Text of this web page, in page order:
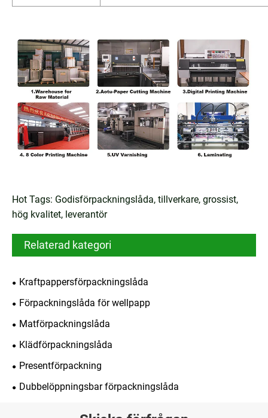
Hot Tags: Godisförpackningslåda, tillverkare, grossist,
hög kvalitet, leverantör
Relaterad kategori
Kraftpappersförpackningslåda
Förpackningslåda för wellpapp
Matförpackningslåda
Klädförpackningslåda
Presentförpackning
Dubbelöppningsbar förpackningslåda